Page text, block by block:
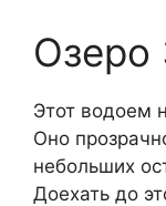
Озеро
Этот водоем
Оно
небольших
Доехать до